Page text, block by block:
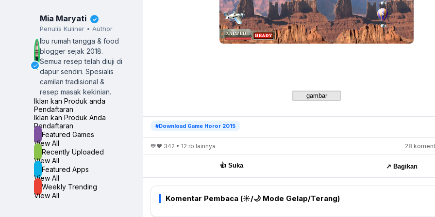
✓
Mia Maryati ✓
Penulis Kuliner • Author
Ibu rumah tangga & food
blogger sejak 2018.
Semua resep telah diuji di
dapur sendiri.Spesialis
camilan tradisional &
resep masak kekinian.
Iklan kan Produk anda
Pendaftaran
Iklan kan Produk Anda
Pendaftaran
Featured Games
View All
Recently Uploaded
View All
Featured Apps
View All
Weekly Trending
View All
#Download Game Horor 2015
💙❤️ 342 • 12 rb lainnya 28
👍 Suka ↗️ Bagikan
Komentar Pembaca (☀️/🌙 Mode Gelap/Terang)